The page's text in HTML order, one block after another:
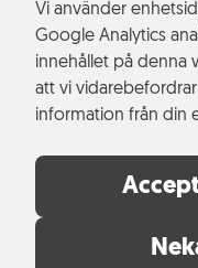
Vi använder
Google Analytics
innehållet på denna
att vi
information från din